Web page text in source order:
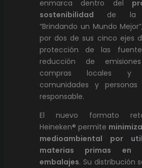
enmarca dentro del
sostenibilidad de la
“Brindando un Mundo
por dos de sus cinco ejes
protección de las
reducción de
compras locales y
comunidades y
responsable.
El nuevo formato
Heineken® permite
medioambiental por
materias primas en
embalajes. Su distribución